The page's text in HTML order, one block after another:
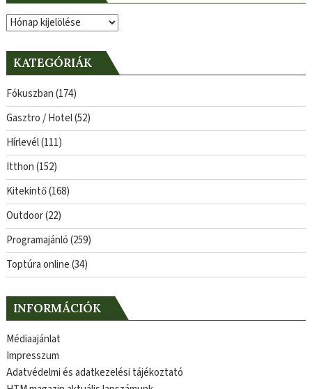
Archívum
KATEGÓRIÁK
Fókuszban(174)
Gasztro / Hotel(52)
Hírlevél(111)
Itthon(152)
Kitekintő(168)
Outdoor(22)
Programajánló(259)
Toptúra online(34)
INFORMÁCIÓK
Médiaajánlat
Impresszum
Adatvédelmi és adatkezelési tájékoztató